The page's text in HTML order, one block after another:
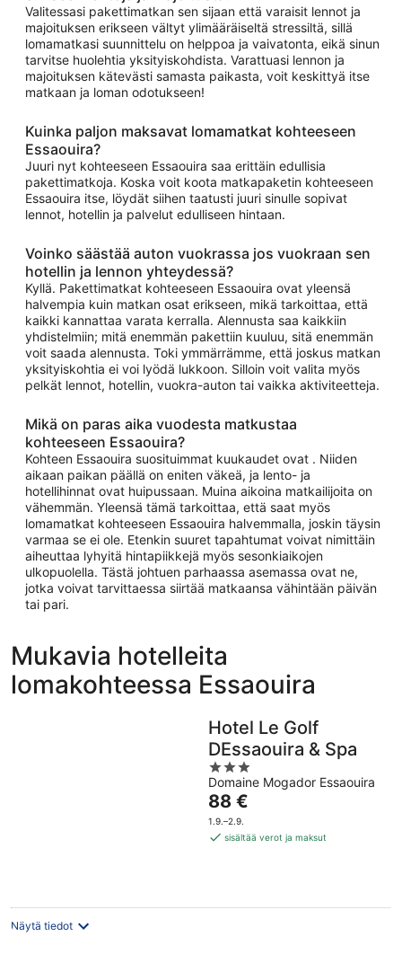
Valitessasi pakettimatkan sen sijaan että varaisit lennot ja
majoituksen erikseen vältyt ylimääräiseltä stressiltä, sillä
lomamatkasi suunnittelu on helppoa ja vaivatonta, eikä sinun
tarvitse huolehtia yksityiskohdista. Varattuasi lennon ja
majoituksen kätevästi samasta paikasta, voit keskittyä itse
matkaan ja loman odotukseen!
Kuinka paljon maksavat lomamatkat kohteeseen
Essaouira?
Juuri nyt kohteeseen Essaouira saa erittäin edullisia
pakettimatkoja. Koska voit koota matkapaketin kohteeseen
Essaouira itse, löydät siihen taatusti juuri sinulle sopivat
lennot, hotellin ja palvelut edulliseen hintaan.
Voinko säästää auton vuokrassa jos vuokraan sen
hotellin ja lennon yhteydessä?
Kyllä. Pakettimatkat kohteeseen Essaouira ovat yleensä
halvempia kuin matkan osat erikseen, mikä tarkoittaa, että
kaikki kannattaa varata kerralla. Alennusta saa kaikkiin
yhdistelmiin; mitä enemmän pakettiin kuuluu, sitä enemmän
voit saada alennusta. Toki ymmärrämme, että joskus matkan
yksityiskohtia ei voi lyödä lukkoon. Silloin voit valita myös
pelkät lennot, hotellin, vuokra-auton tai vaikka aktiviteetteja.
Mikä on paras aika vuodesta matkustaa
kohteeseen Essaouira?
Kohteen Essaouira suosituimmat kuukaudet ovat . Niiden
aikaan paikan päällä on eniten väkeä, ja lento- ja
hotellihinnat ovat huipussaan. Muina aikoina matkailijoita on
vähemmän. Yleensä tämä tarkoittaa, että saat myös
lomamatkat kohteeseen Essaouira halvemmalla, joskin täysin
varmaa se ei ole. Etenkin suuret tapahtumat voivat nimittäin
aiheuttaa lyhyitä hintapiikkejä myös sesonkiaikojen
ulkopuolella. Tästä johtuen parhaassa asemassa ovat ne,
jotka voivat tarvittaessa siirtää matkaansa vähintään päivän
tai pari.
Mukavia hotelleita
lomakohteessa Essaouira
Hotel Le Golf
DEssaouira & Spa
3
out
of
5
Domaine Mogador Essaouira
Hinta
on
88 €
88 €
1.9.–2.9.
sisältää verot ja maksut
Näytä tiedot